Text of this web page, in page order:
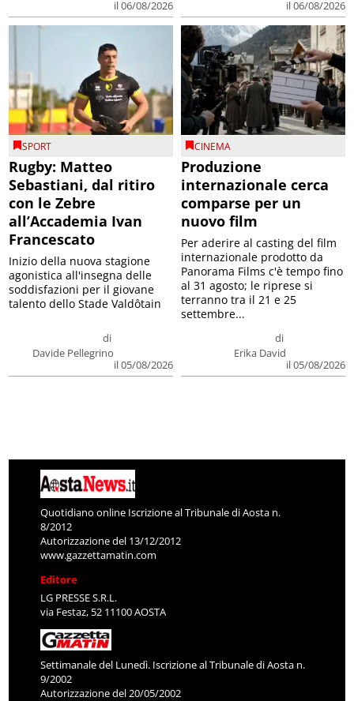
il 06/08/2026
il 06/08/2026
SPORT
Rugby: Matteo
Sebastiani, dal ritiro
con le Zebre
all’Accademia Ivan
Francescato
di
Davide Pellegrino
il 05/08/2026
Inizio della nuova stagione
agonistica all'insegna delle
soddisfazioni per il giovane
talento dello Stade Valdôtain
CINEMA
Produzione
internazionale cerca
comparse per un
nuovo film
di
Erika David
il 05/08/2026
Per aderire al casting del film
internazionale prodotto da
Panorama Films c'è tempo fino
al 31 agosto; le riprese si
terranno tra il 21 e 25
settembre...
Quotidiano online Iscrizione al Tribunale di Aosta n.
8/2012
Autorizzazione del 13/12/2012
www.gazzettamatin.com
Editore
LG PRESSE S.R.L.
via Festaz, 52 11100 AOSTA
Settimanale del Lunedì. Iscrizione al Tribunale di Aosta n.
9/2002
Autorizzazione del 20/05/2002